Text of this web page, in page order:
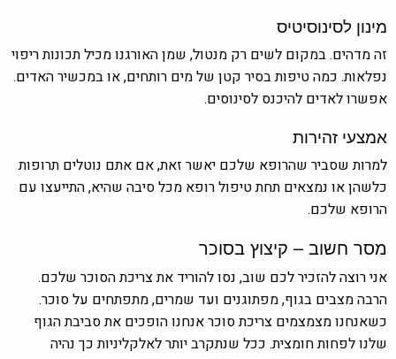
מינון לסינוסיטיס
זה מדהים. במקום לשים רק מנטול, שמן האורגנו מכיל תכונות ריפוי
נפלאות. כמה טיפות בסיר קטן של מים רותחים, או במכשיר האדים.
אפשרו לאדים להיכנס לסינוסים.
אמצעי זהירות
למרות שסביר שהרופא שלכם יאשר זאת, אם אתם נוטלים תרופות
כלשהן או נמצאים תחת טיפול רופא מכל סיבה שהיא, התייעצו עם
הרופא שלכם.
מסר חשוב – קיצוץ בסוכר
אני רוצה להזכיר לכם שוב, נסו להוריד את צריכת הסוכר שלכם.
הרבה מצבים בגוף, מפתוגנים ועד שמרים, מתפתחים על סוכר.
כשאנחנו מצמצמים צריכת סוכר אנחנו הופכים את סביבת הגוף
שלנו לפחות חומצית. ככל שנתקרב יותר לאלקליניות כך נהיה